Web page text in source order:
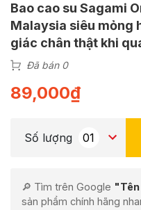
Bao cao su Sagami
Malaysia siêu mỏng
giác chân thật khi
Đã bán 0
89,000₫
Số lượng
🔎 Tìm trên Google
sản phẩm chính hãng